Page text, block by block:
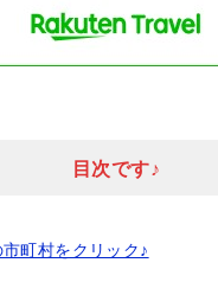
目次です♪
町村をクリック♪